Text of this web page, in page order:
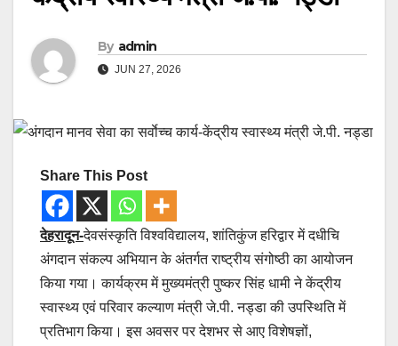
By admin
JUN 27, 2026
Share This Post
देहरादून-देवसंस्कृति विश्वविद्यालय, शांतिकुंज हरिद्वार में दधीचि
अंगदान संकल्प अभियान के अंतर्गत राष्ट्रीय संगोष्ठी का आयोजन
किया गया। कार्यक्रम में मुख्यमंत्री पुष्कर सिंह धामी ने केंद्रीय
स्वास्थ्य एवं परिवार कल्याण मंत्री जे.पी. नड्डा की उपस्थिति में
प्रतिभाग किया। इस अवसर पर देशभर से आए विशेषज्ञों,